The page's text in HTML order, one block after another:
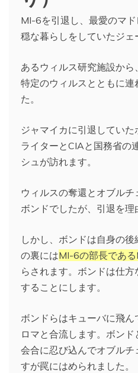
MI-6を引退し、最愛のマ
穏な暮らしをしていたジェ
あるウィルス研究施設か
特定のウィルスとともに連
た。
ジャマイカに引退していた
ライターとCIAと国務省の
シュが訪れます。
ウィルスの奪還とオブル
ボンドでしたが、引退を理
しかし、ボンドは自身の
の裏にはMI-6の部長であ
らされます。ボンドは仕
することにします。
ボンドらはキューバに飛
ロマと合流します。ボン
会合に忍び込んでオブルチ
すが罠にはめられました。